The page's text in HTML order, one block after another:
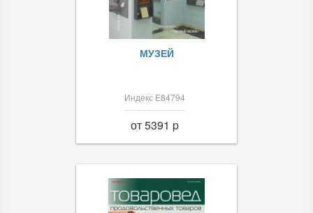
МУЗЕЙ
Индекс Е84794
от 5391 p